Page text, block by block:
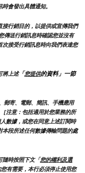
會發出具體通知。
接行銷目的，以提供或宣傳我們
傳送行銷訊息時確認您並沒有
接受行銷訊息時向我們表達您
將上述「您提供的資料」一節
郵寄、電郵、簡訊、手機應用
[注意：包括適用於您業務的所
數據，或您在同意上述訂閱時
段所述任何數據傳輸問題的處
隨時按照下文「您的權利及選
您有需要，本行必須停止使用您